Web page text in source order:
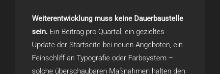
Weiterentwicklung muss keine Dauerbaustelle
sein. Ein Beitrag pro Quartal, ein gezieltes
Update der Startseite bei neuen Angeboten, ein
Feinschliff an Typografie oder Farbsystem –
solche überschaubaren Maßnahmen halten den